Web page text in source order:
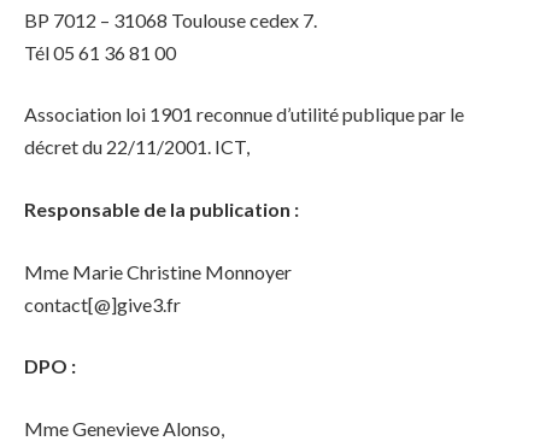
BP 7012 – 31068 Toulouse cedex 7.
Tél 05 61 36 81 00
Association loi 1901 reconnue d’utilité publique par le
décret du 22/11/2001. ICT,
Responsable de la publication :
Mme Marie Christine Monnoyer
contact[@]give3.fr
DPO :
Mme Genevieve Alonso,